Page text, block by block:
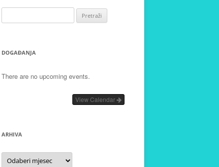
DOGAĐANJA
There are no upcoming events.
View Calendar
ARHIVA
Arhiva